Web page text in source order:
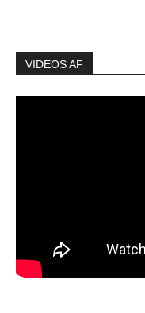
VIDEOS AF